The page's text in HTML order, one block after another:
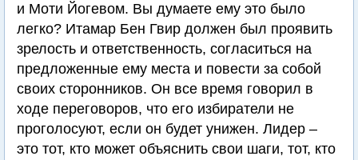
и Моти Йогевом. Вы думаете ему это было
легко? Итамар Бен Гвир должен был проявить
зрелость и ответственность, согласиться на
предложенные ему места и повести за собой
своих сторонников. Он все время говорил в
ходе переговоров, что его избиратели не
проголосуют, если он будет унижен. Лидер –
это тот, кто может объяснить свои шаги, тот, кто